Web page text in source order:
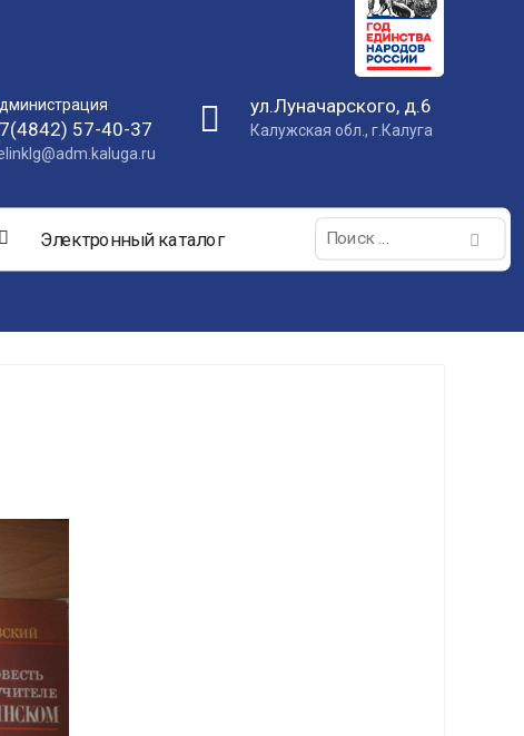
57-40-37
ул.Луначарского, д.6
Калужская обл., г.Калуга
Электронный каталог
Поиск: